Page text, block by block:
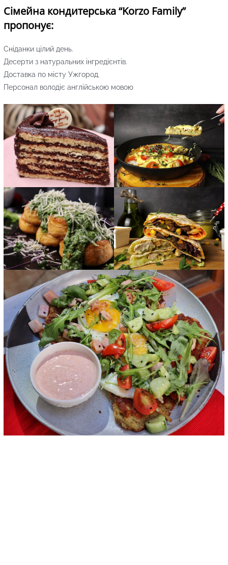
Сімейна кондитерська “Korzo Family”
пропонує:
Сніданки цілий день.
Десерти з натуральних інгредієнтів.
Доставка по місту Ужгород.
Персонал володіє англійською мовою